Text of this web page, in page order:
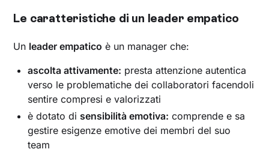
Le caratteristiche di un leader empatico
Un leader empatico è un manager che:
ascolta attivamente: presta attenzione autentica
verso le problematiche dei collaboratori facendoli
sentire compresi e valorizzati
è dotato di sensibilità emotiva: comprende e sa
gestire esigenze emotive dei membri del suo
team